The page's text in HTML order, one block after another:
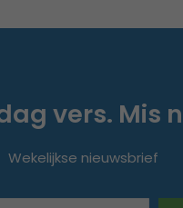
vers. Mis
Wekelijkse nieuwsbrief